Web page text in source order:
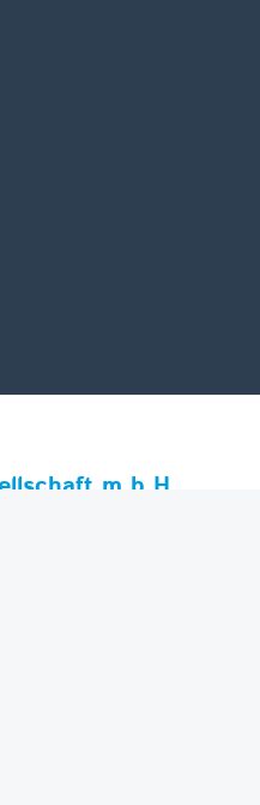
m.b.H.